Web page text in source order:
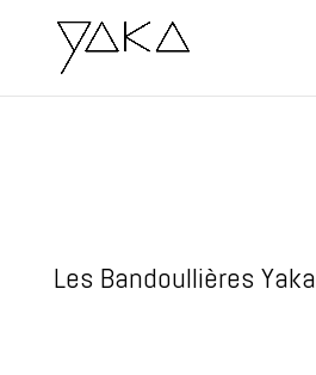
Les Bandoullières Yaka